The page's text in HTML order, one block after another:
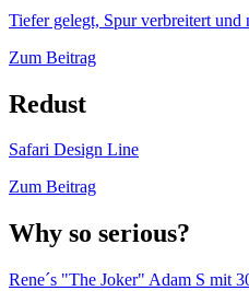
Tiefer gelegt, Spur verbreitert und
Zum Beitrag
Redust
Safari Design Line
Zum Beitrag
Why so serious?
Rene´s "The Joker" Adam S mit